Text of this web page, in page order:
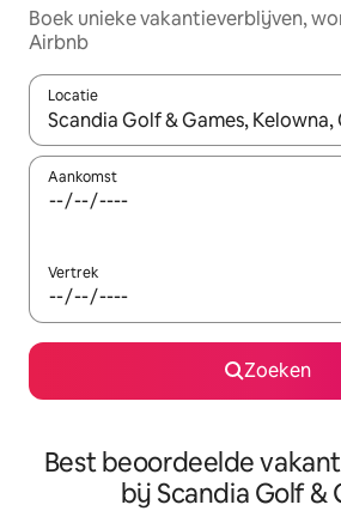
Boek unieke vakantieverblijven,
Airbnb
Locatie
Wanneer er suggesties beschikbaar
Aankomst
Vertrek
Zoeken
Best beoordeelde
bij Scandia Golf &